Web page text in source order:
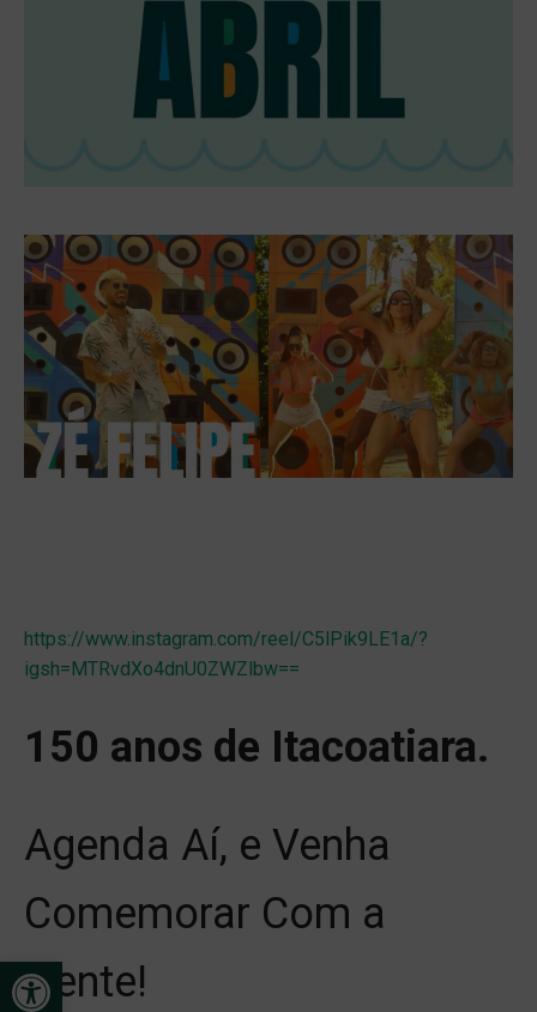
Open toolbar
https://www.instagram.com/reel/C5lPik9LE1a/?
igsh=MTRvdXo4dnU0ZWZlbw==
150 anos de Itacoatiara.
Agenda Aí, e Venha
Comemorar Com a
Gente!